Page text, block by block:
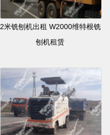
2米铣刨机出租 W2000维特根铣
刨机租赁